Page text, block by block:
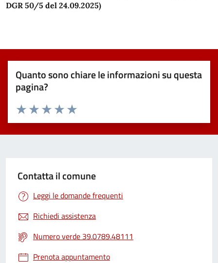
DGR 50/5 del 24.09.2025)
Quanto sono chiare le informazioni su questa
pagina?
Valuta 5 stelle su 5
Valuta 4 stelle su 5
Valuta 3 stelle su 5
Valuta 2 stelle su 5
Valuta 1 stelle su 5
Contatta il comune
Leggi le domande frequenti
Richiedi assistenza
Numero verde 39.0789.48111
Prenota appuntamento